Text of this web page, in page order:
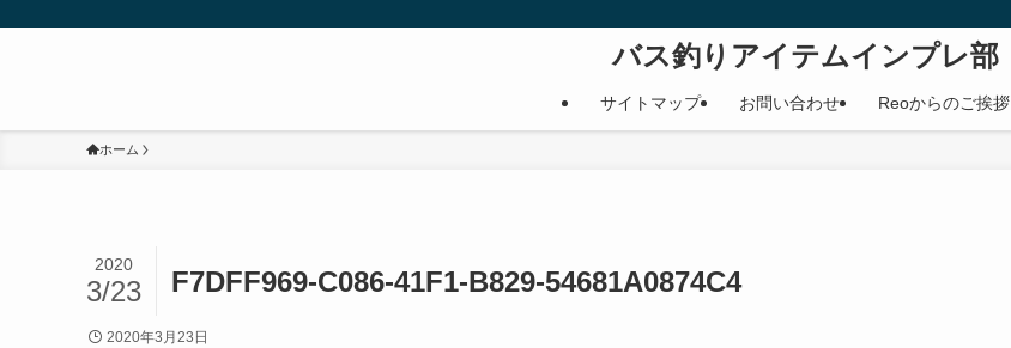
バス釣りアイテムインプレ部
サイトマップ お問い合わせ Reoからのご挨拶
ホーム
F7DFF969-C086-41F1-B829-54681A0874C4
2020
3/23
2020年3月23日